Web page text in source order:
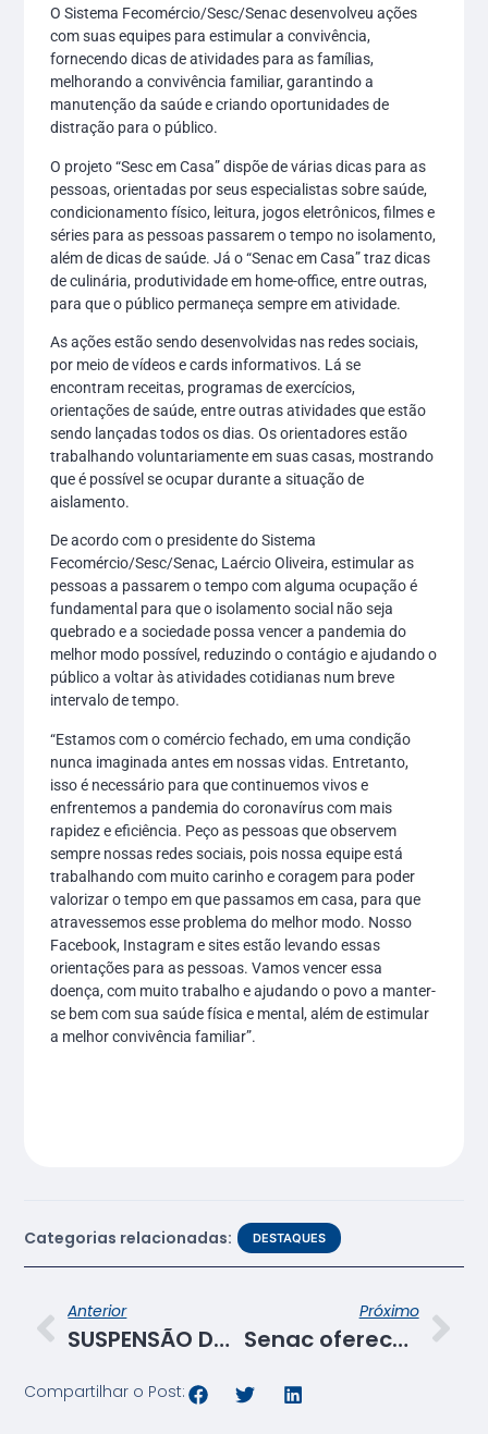
O Sistema Fecomércio/Sesc/Senac desenvolveu ações
com suas equipes para estimular a convivência,
fornecendo dicas de atividades para as famílias,
melhorando a convivência familiar, garantindo a
manutenção da saúde e criando oportunidades de
distração para o público.
O projeto “Sesc em Casa” dispõe de várias dicas para as
pessoas, orientadas por seus especialistas sobre saúde,
condicionamento físico, leitura, jogos eletrônicos, filmes e
séries para as pessoas passarem o tempo no isolamento,
além de dicas de saúde. Já o “Senac em Casa” traz dicas
de culinária, produtividade em home-office, entre outras,
para que o público permaneça sempre em atividade.
As ações estão sendo desenvolvidas nas redes sociais,
por meio de vídeos e cards informativos. Lá se
encontram receitas, programas de exercícios,
orientações de saúde, entre outras atividades que estão
sendo lançadas todos os dias. Os orientadores estão
trabalhando voluntariamente em suas casas, mostrando
que é possível se ocupar durante a situação de
aislamento.
De acordo com o presidente do Sistema
Fecomércio/Sesc/Senac, Laércio Oliveira, estimular as
pessoas a passarem o tempo com alguma ocupação é
fundamental para que o isolamento social não seja
quebrado e a sociedade possa vencer a pandemia do
melhor modo possível, reduzindo o contágio e ajudando o
público a voltar às atividades cotidianas num breve
intervalo de tempo.
“Estamos com o comércio fechado, em uma condição
nunca imaginada antes em nossas vidas. Entretanto,
isso é necessário para que continuemos vivos e
enfrentemos a pandemia do coronavírus com mais
rapidez e eficiência. Peço as pessoas que observem
sempre nossas redes sociais, pois nossa equipe está
trabalhando com muito carinho e coragem para poder
valorizar o tempo em que passamos em casa, para que
atravessemos esse problema do melhor modo. Nosso
Facebook, Instagram e sites estão levando essas
orientações para as pessoas. Vamos vencer essa
doença, com muito trabalho e ajudando o povo a manter-
se bem com sua saúde física e mental, além de estimular
a melhor convivência familiar”.
Categorias relacionadas: DESTAQUES
Anterior
SUSPENSÃO DAS ATIVIDADES DO SISTEMA FECOMÉRCIO/SESC/SENAC
Próximo
Senac oferece cursos gratuitos à distância durante pandemia
Compartilhar o Post: